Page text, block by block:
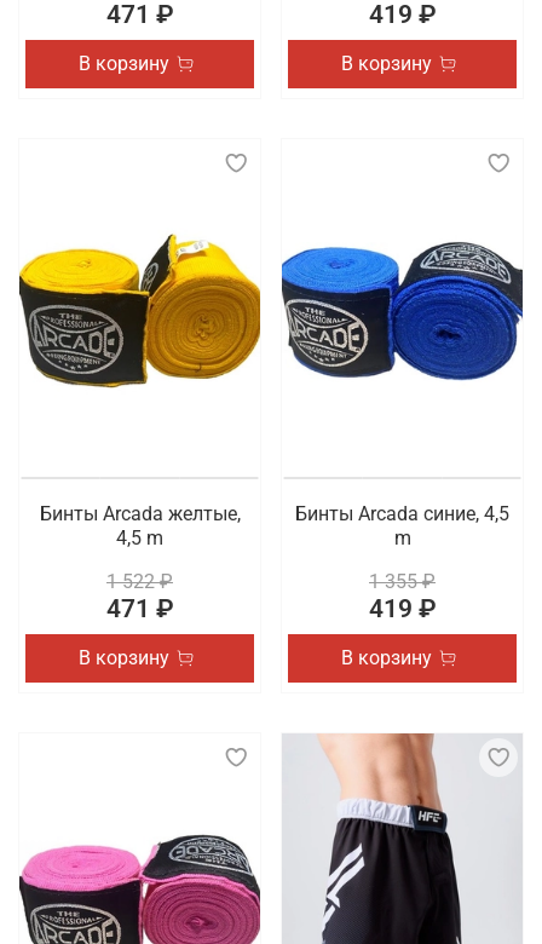
471 ₽
В корзину
419 ₽
В корзину
Бинты Arcada желтые,
4,5 m
1 522 ₽
471 ₽
В корзину
Бинты Arcada синие, 4,5
m
1 355 ₽
419 ₽
В корзину